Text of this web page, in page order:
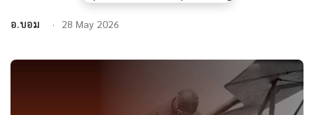
อ.บอม 28 May 2026